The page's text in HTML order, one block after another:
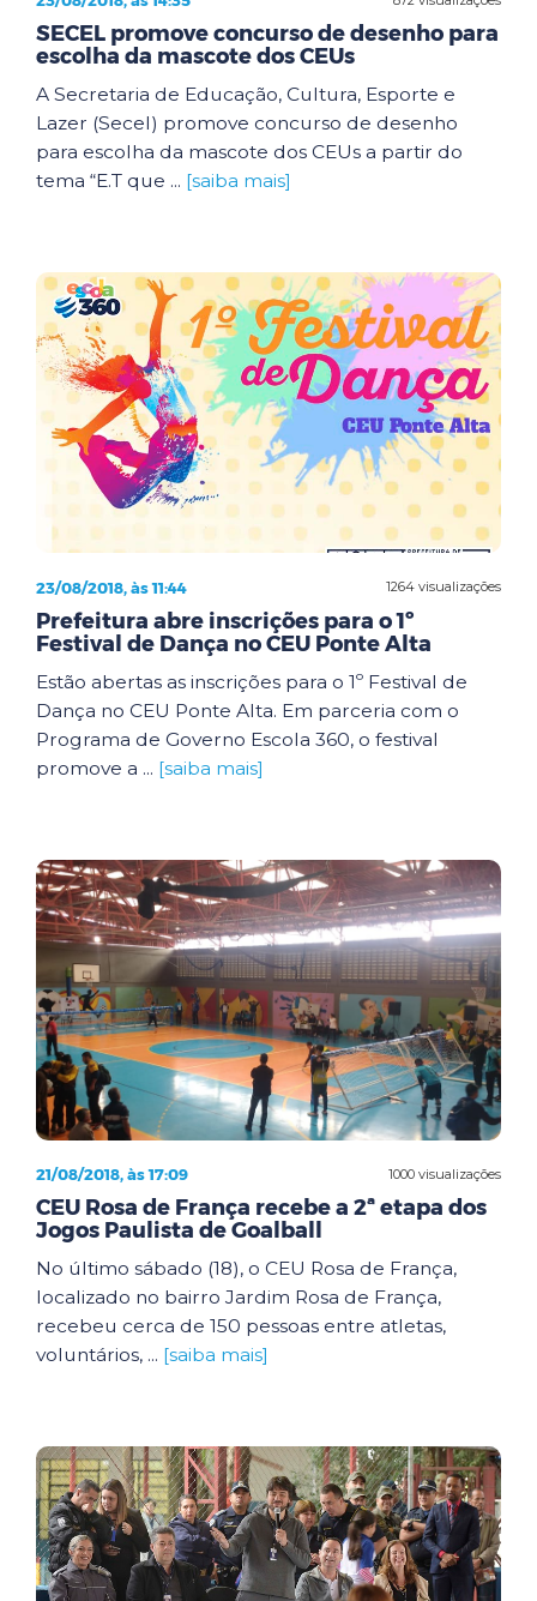
SECEL promove concurso de desenho para
escolha da mascote dos CEUs
A Secretaria de Educação, Cultura, Esporte e
Lazer (Secel) promove concurso de desenho
para escolha da mascote dos CEUs a partir do
tema “E.T que ... [saiba mais]
1264 visualizações
23/08/2018, às 11:44
Prefeitura abre inscrições para o 1º
Festival de Dança no CEU Ponte Alta
Estão abertas as inscrições para o 1º Festival de
Dança no CEU Ponte Alta. Em parceria com o
Programa de Governo Escola 360, o festival
promove a ... [saiba mais]
1000 visualizações
21/08/2018, às 17:09
CEU Rosa de França recebe a 2ª etapa dos
Jogos Paulista de Goalball
No último sábado (18), o CEU Rosa de França,
localizado no bairro Jardim Rosa de França,
recebeu cerca de 150 pessoas entre atletas,
voluntários, ... [saiba mais]